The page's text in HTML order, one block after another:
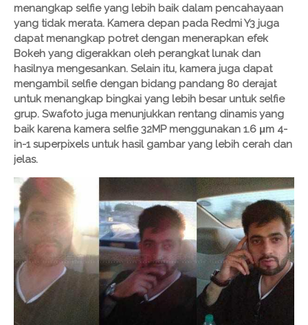
menangkap selfie yang lebih baik dalam pencahayaan
yang tidak merata. Kamera depan pada Redmi Y3 juga
dapat menangkap potret dengan menerapkan efek
Bokeh yang digerakkan oleh perangkat lunak dan
hasilnya mengesankan. Selain itu, kamera juga dapat
mengambil selfie dengan bidang pandang 80 derajat
untuk menangkap bingkai yang lebih besar untuk selfie
grup. Swafoto juga menunjukkan rentang dinamis yang
baik karena kamera selfie 32MP menggunakan 1.6 μm 4-
in-1 superpixels untuk hasil gambar yang lebih cerah dan
jelas.